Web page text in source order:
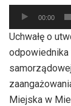
Odtwarzacz
plików
dźwiękowych
00:00
Uchwałę o
Miejska w